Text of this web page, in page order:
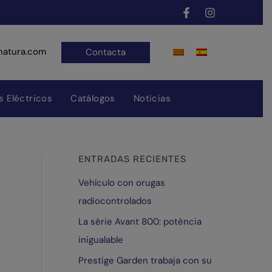
Contacta
Eléctricos Catálogos Noticias
ENTRADAS RECIENTES
Vehículo con orugas
radiocontrolados
La sèrie Avant 800: potència
inigualable
Prestige Garden trabaja con su
r
c
h
i
v
o